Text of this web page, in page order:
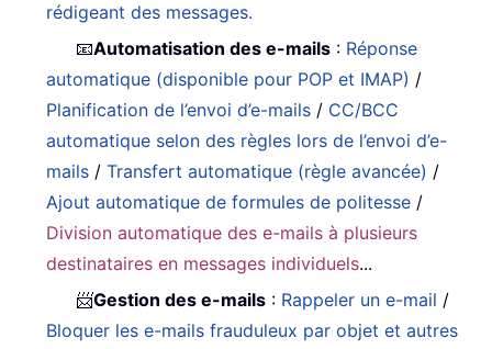
rédigeant des messages.
📧Automatisation des e-mails : Réponse
automatique (disponible pour POP et IMAP) /
Planification de l’envoi d’e-mails / CC/BCC
automatique selon des règles lors de l’envoi d’e-
mails /Transfert automatique (règle avancée) /
Ajout automatique de formules de politesse /
Division automatique des e-mails à plusieurs
destinataires en messages individuels...
📨Gestion des e-mails : Rappeler un e-mail /
Bloquer les e-mails frauduleux par objet et autres